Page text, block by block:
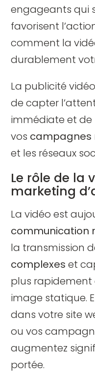
engageants qui
favorisent
comment la
durablement
La publicité
de capter
immédiate et de
vos campagnes
et les réseaux
Le rôle de la
marketing
La vidéo est
communication
la transmission
complexes et
plus rapidement
image statique.
dans votre site
ou vos
augmentez
portée.